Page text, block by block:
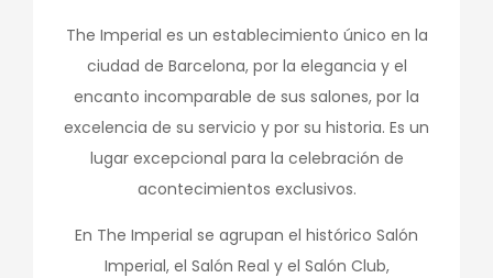
The Imperial es un establecimiento único en la
ciudad de Barcelona, por la elegancia y el
encanto incomparable de sus salones, por la
excelencia de su servicio y por su historia. Es un
lugar excepcional para la celebración de
acontecimientos exclusivos.
En The Imperial se agrupan el histórico Salón
Imperial, el Salón Real y el Salón Club,